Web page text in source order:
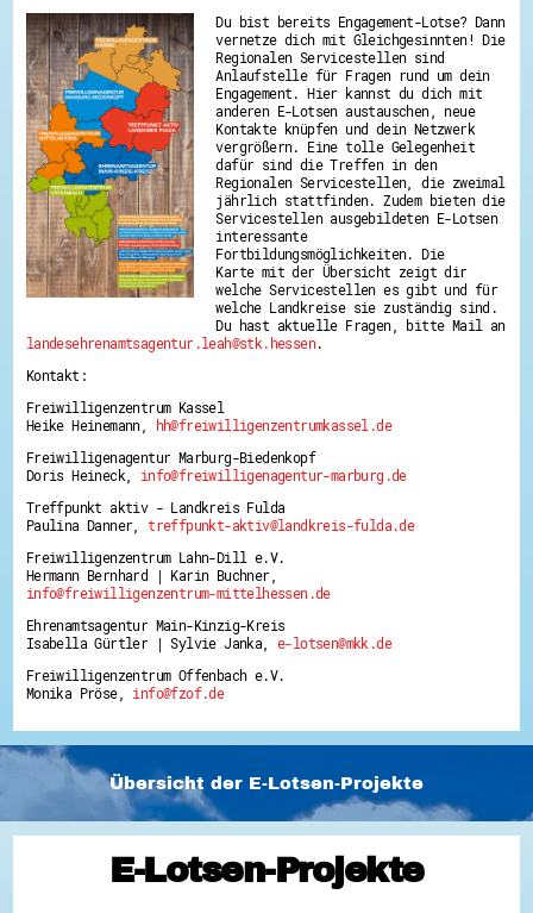
Du bist bereits Engagement-Lotse? Dann
vernetze dich mit Gleichgesinnten! Die
Regionalen Servicestellen sind
Anlaufstelle für Fragen rund um dein
Engagement. Hier kannst du dich mit
anderen E-Lotsen austauschen, neue
Kontakte knüpfen und dein Netzwerk
vergrößern. Eine tolle Gelegenheit
dafür sind die Treffen in den
Regionalen Servicestellen, die zweimal
jährlich stattfinden. Zudem bieten die
Servicestellen ausgebildeten E-Lotsen
interessante
Fortbildungsmöglichkeiten. Die
Karte mit der Übersicht zeigt dir
welche Servicestellen es gibt und für
welche Landkreise sie zuständig sind.
Du hast aktuelle Fragen, bitte Mail an
landesehrenamtsagentur.leah@stk.hessen.
Kontakt:
Freiwilligenzentrum Kassel
Heike Heinemann,
hh@freiwilligenzentrumkassel.de
Freiwilligenagentur Marburg-Biedenkopf
Doris Heineck, info@freiwilligenagentur-marburg.de
Treffpunkt aktiv - Landkreis Fulda
Paulina Danner,treffpunkt-aktiv@landkreis-fulda.de
Freiwilligenzentrum Lahn-Dill e.V.
Hermann Bernhard | Karin Buchner,
info@freiwilligenzentrum-mittelhessen.de
Ehrenamtsagentur Main-Kinzig-Kreis
Isabella Gürtler | Sylvie Janka,e-lotsen@mkk.de
Freiwilligenzentrum Offenbach e.V.
Monika Pröse, info@fzof.de
Übersicht der E-Lotsen-Projekte
E-Lotsen-Projekte